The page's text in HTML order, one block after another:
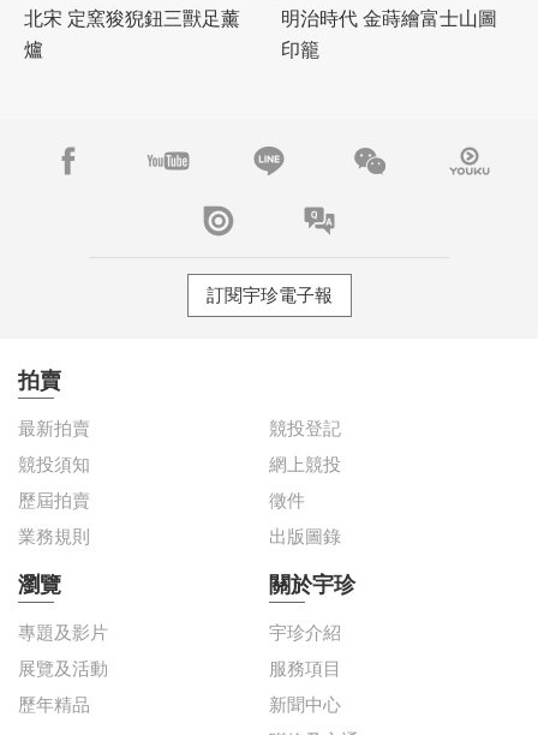
北宋 定窯狻猊鈕三獸足薰
爐
明治時代 金蒔繪富士山圖
印籠
訂閱宇珍電子報
拍賣
最新拍賣
競投登記
競投須知
網上競投
歷屆拍賣
徵件
業務規則
出版圖錄
瀏覽
專題及影片
展覽及活動
歷年精品
關於宇珍
宇珍介紹
服務項目
新聞中心